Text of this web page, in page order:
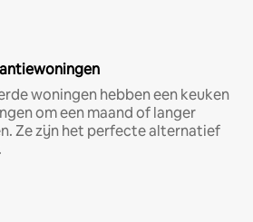
woningen hebben een keuken
om een maand of langer
Ze zijn het perfecte alternatief